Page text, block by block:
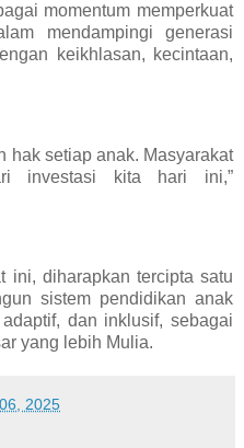
momentum memperkuat
mendampingi generasi
keikhlasan, kecintaan,
hak setiap anak. Masyarakat
investasi kita hari ini,”
ini, diharapkan tercipta satu
sistem pendidikan anak
dan inklusif, sebagai
yang lebih Mulia.
2025